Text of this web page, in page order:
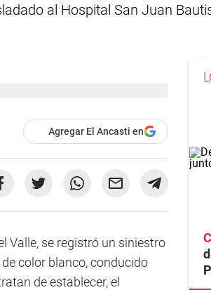
al Hospital San Juan
Agregar El Ancasti en
Valle, se registró un siniestro
color blanco, conducido
de establecer, el